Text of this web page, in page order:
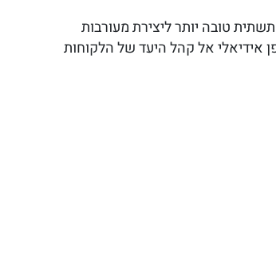
טובה יותר ליצירת מעורבות
אידיאלי אל קהל היעד של הלקוחות